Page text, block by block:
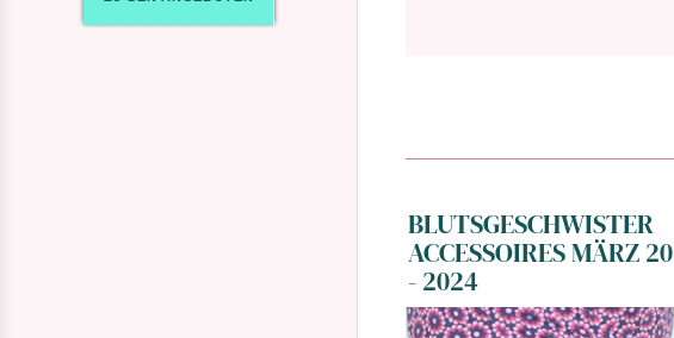
BLUTSGESCHWISTER
ACCESSOIRES MÄRZ 20
- 2024